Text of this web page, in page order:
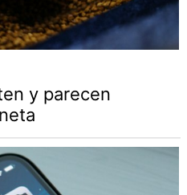
y parecen